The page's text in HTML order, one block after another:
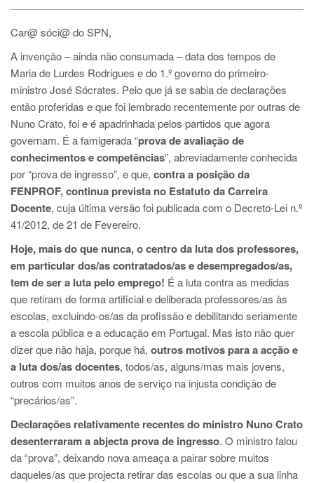
Car@ sóci@ do SPN,
A invenção – ainda não consumada – data dos tempos de
Maria de Lurdes Rodrigues e do 1.º governo do primeiro-
ministro José Sócrates. Pelo que já se sabia de declarações
então proferidas e que foi lembrado recentemente por outras de
Nuno Crato, foi e é apadrinhada pelos partidos que agora
governam. É a famigerada “prova de avaliação de
conhecimentos e competências”, abreviadamente conhecida
por “prova de ingresso”, e que, contra a posição da
FENPROF, continua prevista no Estatuto da Carreira
Docente, cuja última versão foi publicada com o Decreto-Lei n.º
41/2012, de 21 de Fevereiro.
Hoje, mais do que nunca, o centro da luta dos professores,
em particular dos/as contratados/as e desempregados/as,
tem de ser a luta pelo emprego! É a luta contra as medidas
que retiram de forma artificial e deliberada professores/as às
escolas, excluindo-os/as da profissão e debilitando seriamente
a escola pública e a educação em Portugal. Mas isto não quer
dizer que não haja, porque há, outros motivos para a acção e
a luta dos/as docentes, todos/as, alguns/mas mais jovens,
outros com muitos anos de serviço na injusta condição de
“precários/as”.
Declarações relativamente recentes do ministro Nuno Crato
desenterraram a abjecta prova de ingresso. O ministro falou
da “prova”, deixando nova ameaça a pairar sobre muitos
daqueles/as que projecta retirar das escolas ou que a sua linha